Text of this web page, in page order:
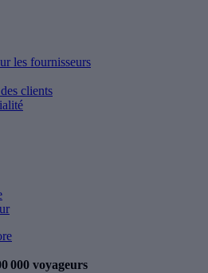
les fournisseurs
clients
000 voyageurs